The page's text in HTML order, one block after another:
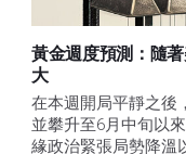
黃金週度預測：隨
大
在本週開局平靜之後
並攀升至6月中旬以
緣政治緊張局勢降溫